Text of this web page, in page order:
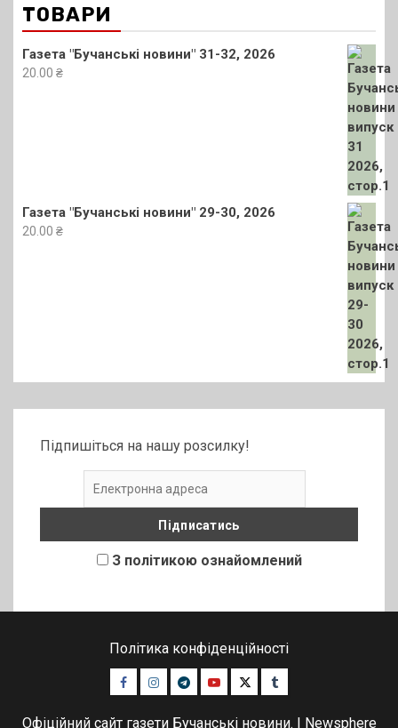
ТОВАРИ
Газета "Бучанські новини" 31-32, 2026
20.00 ₴
Газета "Бучанські новини" 29-30, 2026
20.00 ₴
Підпишіться на нашу розсилку!
З політикою ознайомлений
Політика конфіденційності
Facebook
Instagram
TelegramYoutubeTwitterTumblr
Офіційний сайт газети Бучанські новини. Newsphere